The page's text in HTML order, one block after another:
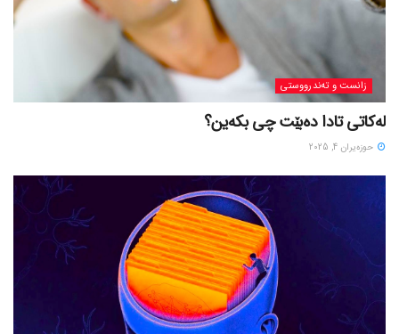
زانست و تەندرووستی
لەکاتی تادا دەبێت چی بکەین؟
حوزه‌یران 4, 2025